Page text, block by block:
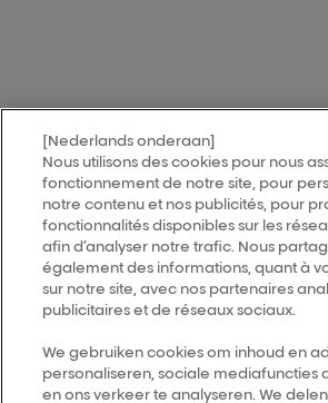
[Nederlands onderaan]
Nous utilisons des cookies pour nous
fonctionnement de notre site, pour
notre contenu et nos publicités, pour
fonctionnalités disponibles sur les
afin d’analyser notre trafic. Nous
également des informations, quant à
sur notre site, avec nos partenaires
publicitaires et de réseaux sociaux.
We gebruiken cookies om inhoud en
personaliseren, sociale mediafuncties
en ons verkeer te analyseren. We